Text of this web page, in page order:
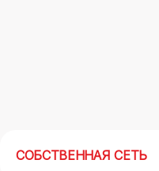
СОБСТВЕННАЯ СЕТЬ